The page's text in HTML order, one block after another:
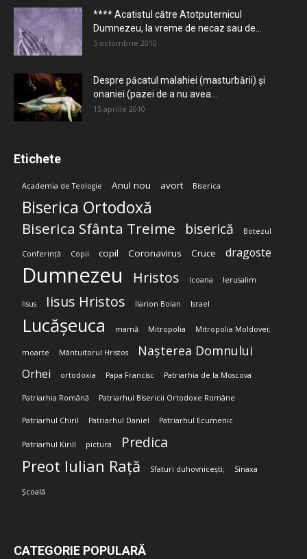
**** Acatistul către Atotputernicul
Dumnezeu, la vreme de necaz sau de...
5 octombrie 2010
Despre păcatul malahiei (masturbării) şi
onaniei (pazei de a nu avea...
15 aprilie 2010
Etichete
Academia de Teologie Anul nou avort Biserica
Biserica Ortodoxă
Biserica Sfânta Treime biserică Botezul
Conferință Copii copil Coronavirus Cruce dragoste
Dumnezeu Hristos Icoana Ierusalim
Iisus Iisus Hristos Ilarion Boian Israel
Lucășeuca mamă Mitropolia Mitropolia Moldovei;
moarte Mântuitorul Hristos Nașterea Domnului
Orhei ortodoxia Papa Francisc Patriarhia de la Moscova
Patriarhia Română Patriarhul Bisericii Ortodoxe Române
Patriarhul Chiril Patriarhul Daniel Patriarhul Ecumenic
Patriarhul Kirill pictura Predica
Preot Iulian Rață Sfaturi duhovnicești; Sinaxa
Școală
CATEGORIE POPULARĂ